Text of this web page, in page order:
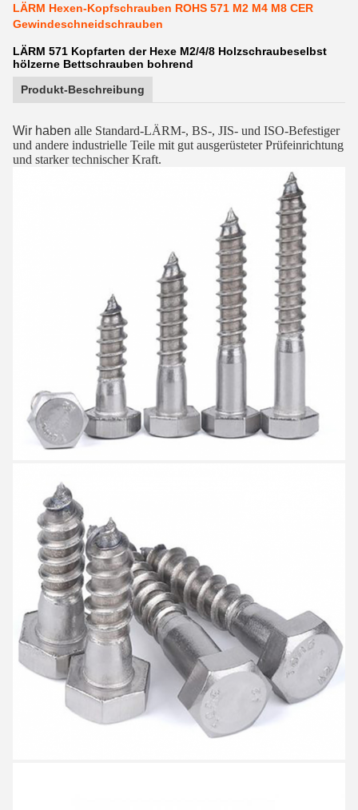
LÄRM Hexen-Kopfschrauben ROHS 571 M2 M4 M8 CER
Gewindeschneidschrauben
LÄRM 571 Kopfarten der Hexe M2/4/8 Holzschraubeselbst
hölzerne Bettschrauben bohrend
Produkt-Beschreibung
Wir haben alle Standard-LÄRM-, BS-, JIS- und ISO-Befestiger
und andere industrielle Teile mit gut ausgerüsteter Prüfeinrichtung
und starker technischer Kraft.